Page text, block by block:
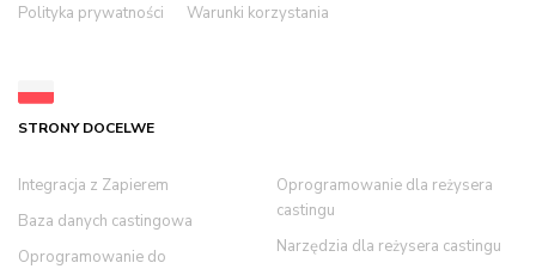
Polityka prywatności
Warunki korzystania
STRONY DOCELWE
Integracja z Zapierem
Baza danych castingowa
Oprogramowanie do
Oprogramowanie dla reżysera
castingu
Narzędzia dla reżysera castingu